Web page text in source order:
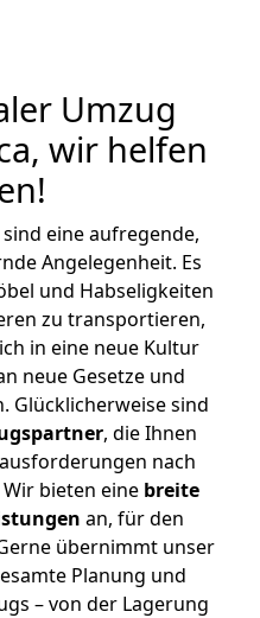
Umzug
wir helfen
!
eine aufregende,
Angelegenheit. Es
und Habseligkeiten
zu transportieren,
in eine neue Kultur
neue Gesetze und
Glücklicherweise sind
, die Ihnen
nach
Wir bieten eine breite
an, für den
übernimmt unser
Planung und
– von der Lagerung